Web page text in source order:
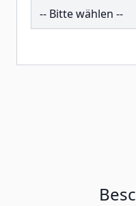
260153